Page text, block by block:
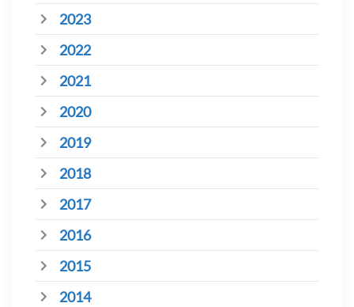
2023
2022
2021
2020
2019
2018
2017
2016
2015
2014